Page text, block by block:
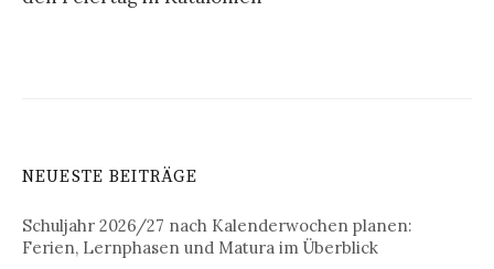
NEUESTE BEITRÄGE
Schuljahr 2026/27 nach Kalenderwochen planen:
Ferien, Lernphasen und Matura im Überblick